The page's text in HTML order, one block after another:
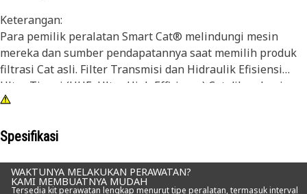
Keterangan:
Para pemilik peralatan Smart Cat® melindungi mesin
mereka dan sumber pendapatannya saat memilih produk
filtrasi Cat asli. Filter Transmisi dan Hidraulik Efisiensi
Ultra Tinggi (UHE, Ultra High Efficiency) Cat dilengkapi
media sintetis yang menghilangkan jumlah partikel halus
di aplikasi yang paling berat.
Meskipun pemilihan filter sepertinya bukan termasuk
keputusan besar, namun filter yang salah dapat
Spesifikasi
WAKTUNYA MELAKUKAN PERAWATAN?
KAMI MEMBUATNYA MUDAH
Tersedia kit perawatan lengkap menurut tipe peralatan, termasuk interval